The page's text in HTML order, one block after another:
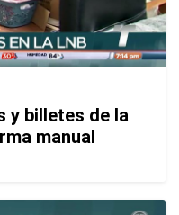
y billetes de la
manual